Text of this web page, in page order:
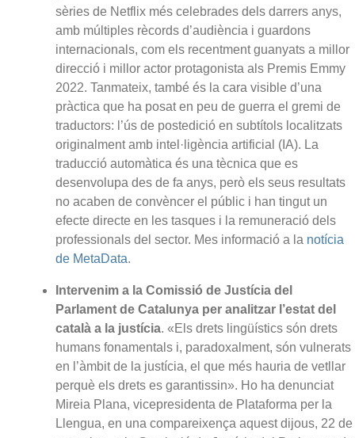
sèries de Netflix més celebrades dels darrers anys,
amb múltiples rècords d’audiència i guardons
internacionals, com els recentment guanyats a millor
direcció i millor actor protagonista als Premis Emmy
2022. Tanmateix, també és la cara visible d’una
pràctica que ha posat en peu de guerra el gremi de
traductors: l’ús de postedició en subtítols localitzats
originalment amb intel·ligència artificial (IA). La
traducció automàtica és una tècnica que es
desenvolupa des de fa anys, però els seus resultats
no acaben de convèncer el públic i han tingut un
efecte directe en les tasques i la remuneració dels
professionals del sector. Mes informació a la notícia
de MetaData.
Intervenim a la Comissió de Justícia del
Parlament de Catalunya per analitzar l’estat del
català a la justícia. «Els drets lingüístics són drets
humans fonamentals i, paradoxalment, són vulnerats
en l’àmbit de la justícia, el que més hauria de vetllar
perquè els drets es garantissin». Ho ha denunciat
Mireia Plana, vicepresidenta de Plataforma per la
Llengua, en una compareixença aquest dijous, 22 de